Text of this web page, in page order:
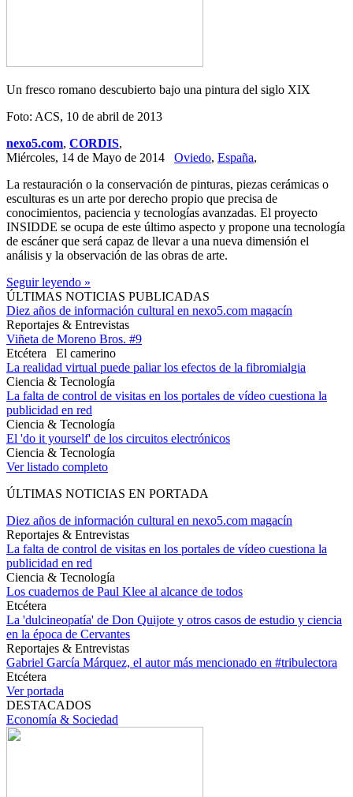
Un fresco romano descubierto bajo una pintura del siglo XIX
Foto: ACS, 10 de abril de 2013
nexo5.com, CORDIS,
Miércoles, 14 de Mayo de 2014 Oviedo, España,
La restauración o la conservación de pinturas, piezas cerámicas o
esculturas es un arte por derecho propio que precisa de
conocimientos, paciencia y tecnologías avanzadas. El proyecto
INSIDDE se ocupa de este último aspecto y propone una tecnología
de escáner que será capaz de llevar a una nueva dimensión el
análisis y la observación de las obras de arte.
Seguir leyendo »
ÚLTIMAS NOTICIAS PUBLICADAS
Diez años de información cultural en nexo5.com magacín
Reportajes & Entrevistas
Viñeta de Moreno Bros. #9
Etcétera
El camerino
La realidad virtual puede paliar los efectos de la fibromialgia
Ciencia & Tecnología
La falta de control de visitas en los portales de vídeo cuestiona la
publicidad en red
Ciencia & Tecnología
El 'do it yourself' de los circuitos electrónicos
Ciencia & Tecnología
Ver listado completo
ÚLTIMAS NOTICIAS EN PORTADA
Diez años de información cultural en nexo5.com magacín
Reportajes & Entrevistas
La falta de control de visitas en los portales de vídeo cuestiona la
publicidad en red
Ciencia & Tecnología
Los cuadernos de Paul Klee al alcance de todos
Etcétera
La 'dulcineopatía' de Don Quijote y otros casos de estudio y ciencia
en la época de Cervantes
Reportajes & Entrevistas
Gabriel García Márquez, el autor más mencionado en #tribulectora
Etcétera
Ver portada
DESTACADOS
Economía & Sociedad